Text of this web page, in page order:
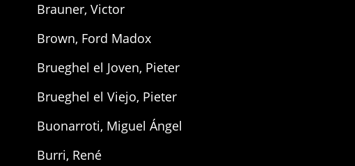
Brauner, Victor
Brown, Ford Madox
Brueghel el Joven, Pieter
Brueghel el Viejo, Pieter
Buonarroti, Miguel Ángel
Burri, René